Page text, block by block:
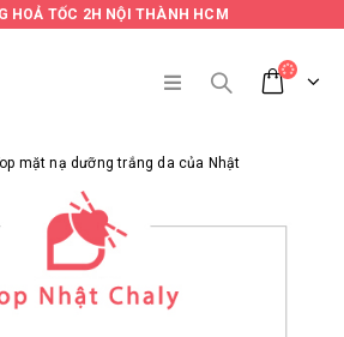
HOẢ TỐC 2H NỘI THÀNH HCM
mặt nạ dưỡng trắng da của Nhật